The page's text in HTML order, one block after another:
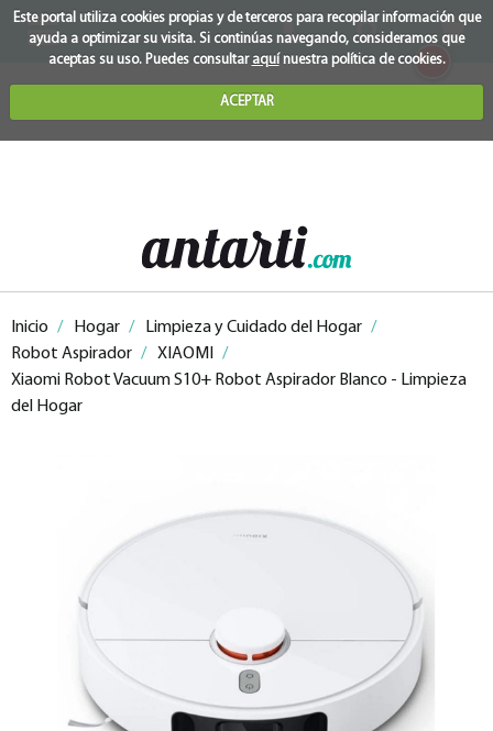
Este portal utiliza cookies propias y de terceros para recopilar información que
ayuda a optimizar su visita. Si continúas navegando, consideramos que
aceptas su uso. Puedes consultar aquínuestra política de cookies.
ACEPTAR
0
Inicio / Hogar / Limpieza y Cuidado del Hogar /
Robot Aspirador / XIAOMI
/
Xiaomi Robot Vacuum S10+ Robot Aspirador Blanco - Limpieza
del Hogar